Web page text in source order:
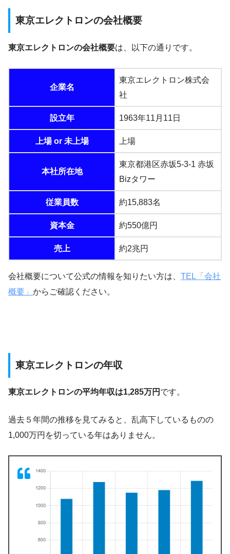
東京エレクトロンの会社概要
東京エレクトロンの会社概要は、以下の通りです。
企業名
東京エレクトロン株式会
社
設立年 1963年11月11日
上場 or 未上場 上場
本社所在地
東京都港区赤坂5-3-1 赤坂
Bizタワー
従業員数 約15,883名
資本金 約550億円
売上 約2兆円
会社概要について公式の情報を知りたい方は、 TEL「会社
概要」 からご確認ください。
東京エレクトロンの年収
東京エレクトロンの平均年収は1,285万円 です。
過去５年間の推移を見てみると、乱高下しているものの
1,000万円を切っている年はありません。